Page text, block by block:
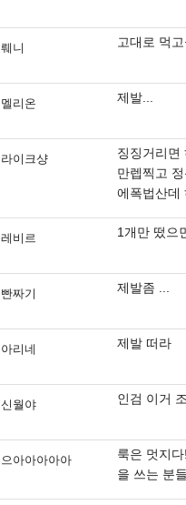
뤠니 고대로 먹
멜리온 제발...
라이크샹
징징거리면
만렙찍고
에폭법산데
레비르 1개만 떴으
빤짜기 제발좀 ...
아리네 제발 떠라
신월야 인검 이거
으아아아아아
룩은 멋지
을 쓰는 분